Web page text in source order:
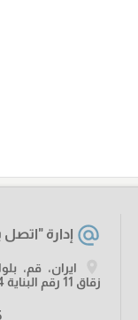
إدارة "اتصل
ايران، قم،
زقاق 11 رقم البناية 4